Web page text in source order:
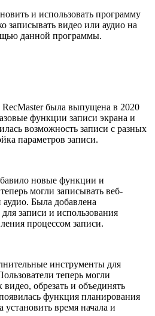
и использовать программу
записывать видео или аудио на
данной программы.
была выпущена в 2020
функции записи экрана и
возможность записи с разных
параметров записи.
новые функции и
могли записывать веб-
Была добавлена
записи и использования
процессом записи.
инструменты для
теперь могли
обрезать и объединять
функция планирования
установить время начала и